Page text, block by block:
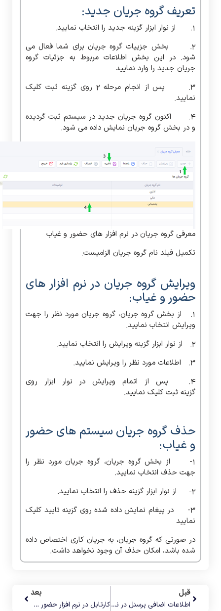
تعریف گروه جریان جدید:
1. از نوار ابزار گزینه جدید را انتخاب نمایید.
2. بخش جزییات گروه جریان برای شما فعال می
شود. در این بخش اطلاعات مربوط به جزئیات گروه
جریان جدید را وارد نمایید
3. پس از انجام مرحله 2 روی گزینه ثبت کلیک
نمایید.
4. اکنون گروه جریان جدید در سیستم ثبت گردیده
و در بخش گروه جریان نمایش داده می شود.
معرفی گروه جریان در نرم افزار های حضور و غیاب
تکمیل فیلد نام گروه جریان الزامیست.
ویرایش گروه جریان در نرم افزار های
حضور و غیاب:
1. از بخش گروه جریان، گروه جریان مورد نظر را جهت
ویرایش انتخاب نمایید.
2. از نوار ابزار گزینه ویرایش را انتخاب نمایید.
3. اطلاعات مورد نظر را ویرایش نمایید.
4. پس از اتمام ویرایش در نوار ابزار روی
گزینه ثبت کلیک نمایید.
حذف گروه جریان سیستم های حضور
و غیاب:
1- از بخش گروه جریان، گروه جریان مورد نظر را
جهت حذف انتخاب نمایید.
2- از نوار ابزار گزینه حذف را انتخاب نمایید.
3- در پیغام نمایش داده شده روی گزینه تایید کلیک
نمایید
در صورتی که گروه جریان، به جریان کاری اختصاص داده
شده باشد، امکان حذف آن وجود نخواهد داشت.
قبل
اطلاعات اضافی پرسنل در نرم افزار حضور و غیاب اطلس
بعد
کارتابل در نرم افزار حضور و غیاب اطلس